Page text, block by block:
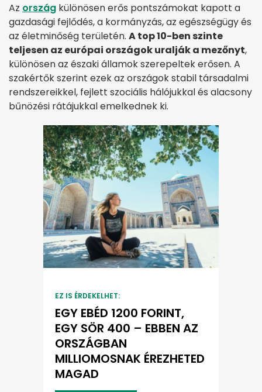
Az ország különösen erős pontszámokat kapott a
gazdasági fejlődés, a kormányzás, az egészségügy és
az életminőség területén. A top 10-ben szinte
teljesen az európai országok uralják a mezőnyt,
különösen az északi államok szerepeltek erősen. A
szakértők szerint ezek az országok stabil társadalmi
rendszereikkel, fejlett szociális hálójukkal és alacsony
bűnözési rátájukkal emelkednek ki.
EZ IS ÉRDEKELHET:
EGY EBÉD 1200 FORINT,
EGY SÖR 400 – EBBEN AZ
ORSZÁGBAN
MILLIOMOSNAK ÉREZHETED
MAGAD